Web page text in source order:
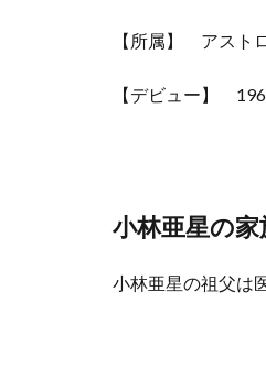
【所属】 アスト
【デビュー】
小林亜星の
小林亜星の祖父は